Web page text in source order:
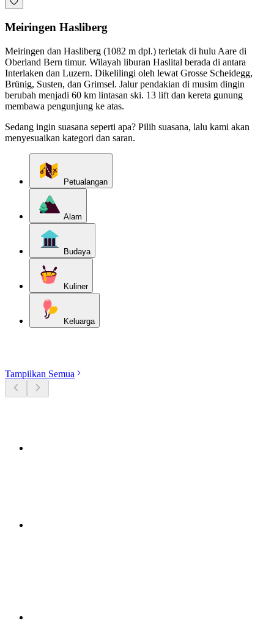
Meiringen Hasliberg
Meiringen dan Hasliberg (1082 m dpl.) terletak di hulu Aare di
Oberland Bern timur. Wilayah liburan Haslital berada di antara
Interlaken dan Luzern. Dikelilingi oleh lewat Grosse Scheidegg,
Brünig, Susten, dan Grimsel. Jalur pendakian di musim dingin
berubah menjadi 60 km lintasan ski. 13 lift dan kereta gunung
membawa pengunjung ke atas.
Sedang ingin suasana seperti apa? Pilih suasana, lalu kami akan
menyesuaikan kategori dan saran.
Petualangan
Alam
Budaya
Kuliner
Keluarga
Tampilkan Semua